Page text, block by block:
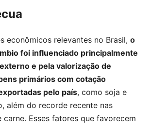
econômicos relevantes no Brasil, o
foi influenciado principalmente
e pela valorização de
primários com cotação
pelo país, como soja e
além do recorde recente nas
Esses fatores que favorecem